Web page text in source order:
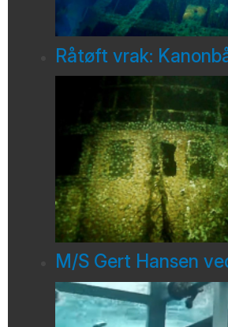
Råtøft vrak:
M/S Gert Hansen